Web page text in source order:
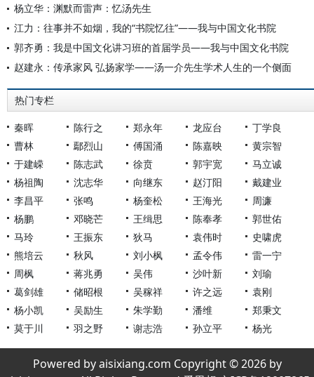
杨立华：渊默而雷声：忆汤先生
江力：往事并不如烟，我的“书院忆往”——我与中国文化书院
郭齐勇：我是中国文化讲习班的首届学员——我与中国文化书院
赵建永：传承家风 弘扬家学——汤一介先生学术人生的一个侧面
热门专栏
秦晖 陈行之 郑永年 龙应台
丁学良
曹林
鄢烈山 傅国涌 陈嘉映
黄宗智
于建嵘
陈志武 徐贲 郭宇宽
马立诚
杨祖陶
沈志华 向继东 赵汀阳
戴建业
李昌平
张鸣 杨奎松 王海光
周濂
杨鹏
邓晓芒 王缉思 陈奉孝
郭世佑
马玲
王振东 狄马 袁伟时
史啸虎
熊培云
秋风 刘小枫 孟令伟
雷一宁
周枫
蒋兆勇 吴伟 沙叶新
刘瑜
葛剑雄
储昭根 吴稼祥 许之远
袁刚
杨小凯
吴励生 朱学勤 潘维
郑秉文
莫于川
羽之野 谢志浩 孙立平 杨光
Powered by aisixiang.com Copyright © 2026 by